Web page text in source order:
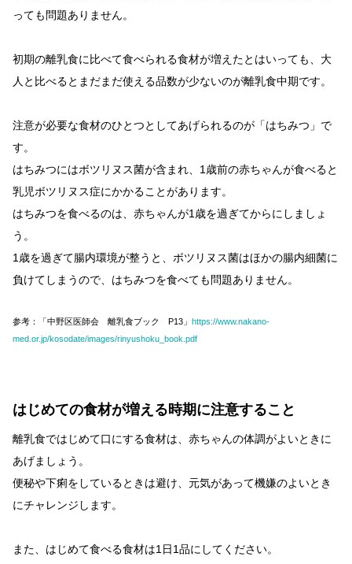
っても問題ありません。
初期の離乳食に比べて食べられる食材が増えたとはいっても、大
人と比べるとまだまだ使える品数が少ないのが離乳食中期です。
注意が必要な食材のひとつとしてあげられるのが「はちみつ」で
す。
はちみつにはボツリヌス菌が含まれ、1歳前の赤ちゃんが食べると
乳児ボツリヌス症にかかることがあります。
はちみつを食べるのは、赤ちゃんが1歳を過ぎてからにしましょ
う。
1歳を過ぎて腸内環境が整うと、ボツリヌス菌はほかの腸内細菌に
負けてしまうので、はちみつを食べても問題ありません。
参考：「中野区医師会 離乳食ブック P13」 https://www.nakano-
med.or.jp/kosodate/images/rinyushoku_book.pdf
はじめての食材が増える時期に注意すること
離乳食ではじめて口にする食材は、赤ちゃんの体調がよいときに
あげましょう。
便秘や下痢をしているときは避け、元気があって機嫌のよいとき
にチャレンジします。
また、はじめて食べる食材は1日1品にしてください。